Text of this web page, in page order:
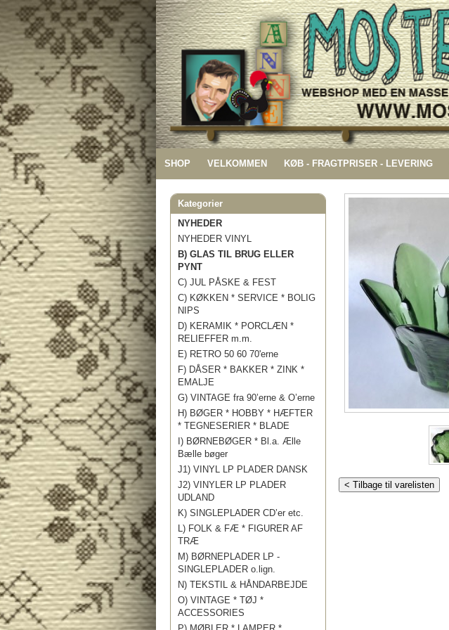
SHOP VELKOMMEN KØB - FRAGTPRISER - LEVERING
Kategorier
NYHEDER
NYHEDER VINYL
B) GLAS TIL BRUG ELLER
PYNT
C) JUL PÅSKE & FEST
C) KØKKEN * SERVICE * BOLIG
NIPS
D) KERAMIK * PORCLÆN *
RELIEFFER m.m.
E) RETRO 50 60 70'erne
F) DÅSER * BAKKER * ZINK *
EMALJE
G) VINTAGE fra 90’erne & O’erne
H) BØGER * HOBBY * HÆFTER
* TEGNESERIER * BLADE
I) BØRNEBØGER * Bl.a. Ælle
Bælle bøger
J1) VINYL LP PLADER DANSK
J2) VINYLER LP PLADER
UDLAND
K) SINGLEPLADER CD’er etc.
L) FOLK & FÆ * FIGURER AF
TRÆ
M) BØRNEPLADER LP -
SINGLEPLADER o.lign.
N) TEKSTIL & HÅNDARBEJDE
O) VINTAGE * TØJ *
ACCESSORIES
< Tilbage til varelisten